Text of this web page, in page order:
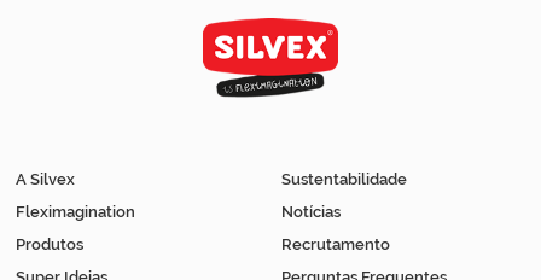
A Silvex
Fleximagination
Produtos
Sustentabilidade
Notícias
Recrutamento